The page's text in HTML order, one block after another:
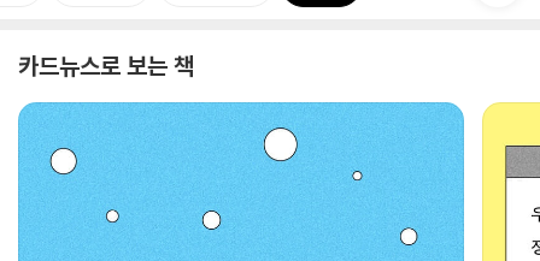
카드뉴스로 보는 책